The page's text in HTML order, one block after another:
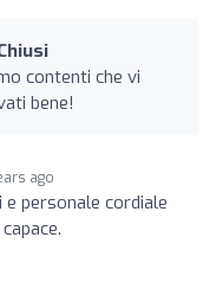
contenti che vi
bene!
ago
e personale cordiale